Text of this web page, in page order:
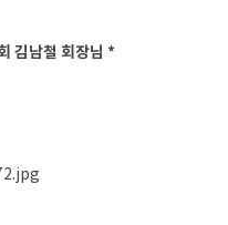
김남철 회장님 *